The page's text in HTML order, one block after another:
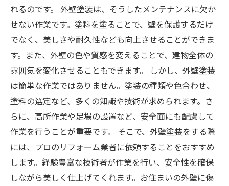
れるのです。 外壁塗装は、そうしたメンテナンスに欠か
せない作業です。塗料を塗ることで、壁を保護するだけ
でなく、美しさや耐久性なども向上させることができま
す。また、外壁の色や質感を変えることで、建物全体の
雰囲気を変化させることもできます。 しかし、外壁塗装
は簡単な作業ではありません。塗装の種類や色合わせ、
塗料の選定など、多くの知識や技術が求められます。さ
らに、高所作業や足場の設置など、安全面にも配慮して
作業を行うことが重要です。 そこで、外壁塗装をする際
には、プロのリフォーム業者に依頼することをおすすめ
します。経験豊富な技術者が作業を行い、安全性を確保
しながら美しく仕上げてくれます。お住まいの外壁に傷